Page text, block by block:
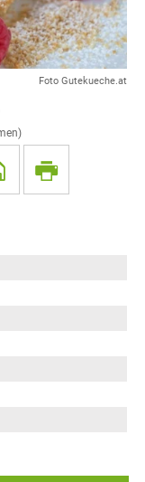
Foto Gutekueche.at